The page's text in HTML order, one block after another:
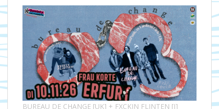
BUREAU DE CHANGE [UK] + FXCKIN FLINTEN [J]